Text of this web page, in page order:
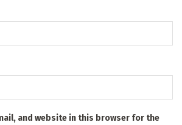
and website in this browser for the